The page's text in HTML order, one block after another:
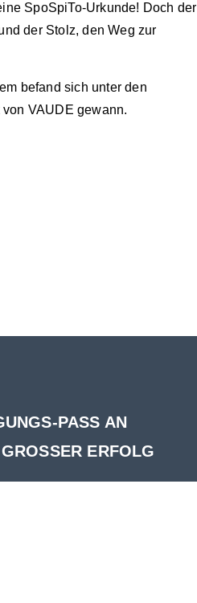
SpoSpiTo-Urkunde! Doch der
der Stolz, den Weg zur
befand sich unter den
VAUDE gewann.
PASS AN
ERFOLG